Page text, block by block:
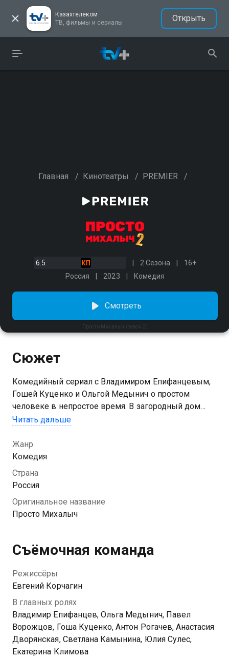
Казахтелеком
ТВ, фильмы и сериалы
Открыть
Главная / Кинотеатры / PREMIER /
6.5 2 Сезона
16+
Россия
2023 Комедия
Просто Михалыч (сезон 2)
Смотреть
Сюжет
Комедийный сериал с Владимиром Епифанцевым,
Гошей Куценко и Ольгой Медынич о простом
человеке в непростое время. В загородный дом
состоятельной столичной семьи Беляковых
простой и прямолинейный мужик Михалыч. В
Москву он нагрянул, чтобы решить проблемы и
спасти промысловое хозяйство в тайге, которое
хочет поглотить большая корпорация. Беляковых
но этот визит изменит жизнь каждого члена семьи.
хорошем HD качестве на Казахтелеком
Читать дальше
Жанр
Комедия
Страна
Россия
Оригинальное название
Просто Михалыч
Съёмочная команда
Режиссёры
Евгений Корчагин
В главных ролях
Владимир Епифанцев, Ольга Медынич, Павел
Ворожцов, Гоша Куценко, Антон Рогачев, Анастасия
Дворянская, Светлана Камынина, Юлия Сулес,
Екатерина Климова